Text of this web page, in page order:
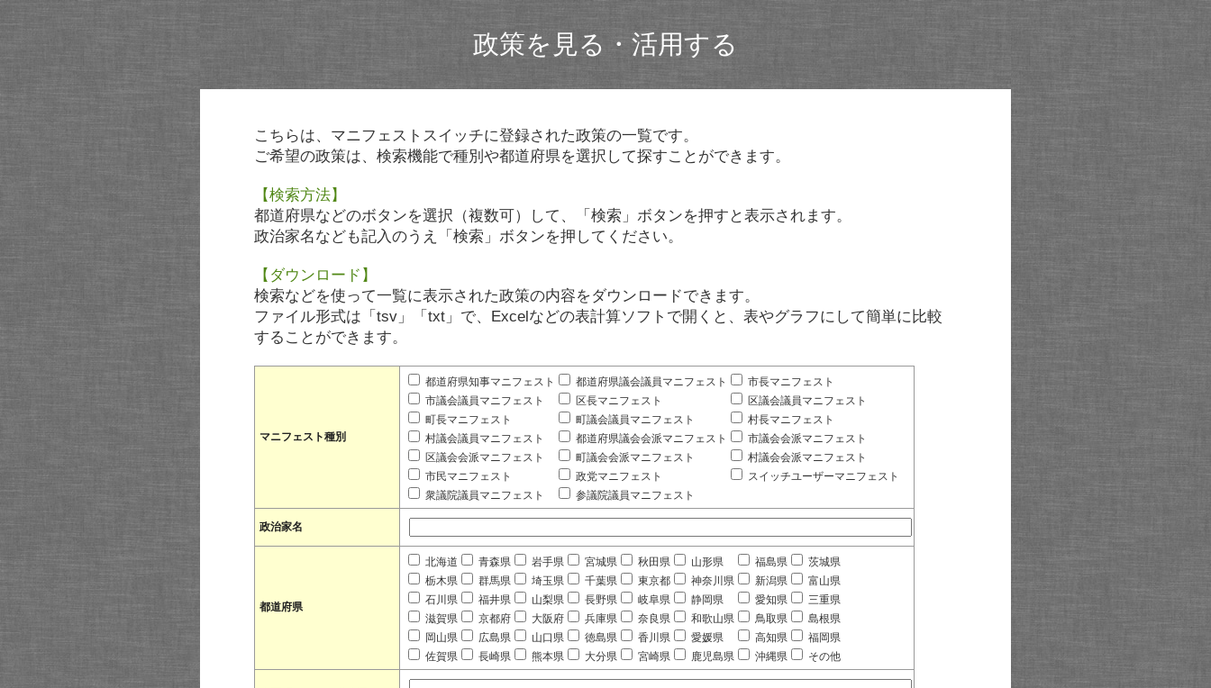
政策を見る・活用する
こちらは、マニフェストスイッチに登録された政策の一覧です。
ご希望の政策は、検索機能で種別や都道府県を選択して探すことができます。
【検索方法】
都道府県などのボタンを選択（複数可）して、「検索」ボタンを押すと表示されます。
政治家名なども記入のうえ「検索」ボタンを押してください。
【ダウンロード】
検索などを使って一覧に表示された政策の内容をダウンロードできます。
ファイル形式は「tsv」「txt」で、Excelなどの表計算ソフトで開くと、表やグラフにして簡単に比較
することができます。
マニフェスト種別
都道府県知事マニフェスト 都道府県議会議員マニフェスト
市長マニフェスト
市議会議員マニフェスト
区長マニフェスト
区議会議員マニフェスト
町長マニフェスト
町議会議員マニフェスト
村長マニフェスト
村議会議員マニフェスト
都道府県議会会派マニフェスト
市議会会派マニフェスト
区議会会派マニフェスト
町議会会派マニフェスト
村議会会派マニフェスト
市民マニフェスト
政党マニフェスト
スイッチユーザーマニフェスト
衆議院議員マニフェスト
参議院議員マニフェスト
政治家名
都道府県
北海道 青森県 岩手県 宮城県 秋田県 山形県 福島県
茨城県
栃木県
群馬県 埼玉県 千葉県 東京都 神奈川県 新潟県
富山県
石川県
福井県 山梨県 長野県 岐阜県 静岡県 愛知県
三重県
滋賀県
京都府 大阪府 兵庫県 奈良県 和歌山県 鳥取県
島根県
岡山県
広島県 山口県 徳島県 香川県 愛媛県 高知県
福岡県
佐賀県
長崎県 熊本県 大分県 宮崎県 鹿児島県 沖縄県 その他